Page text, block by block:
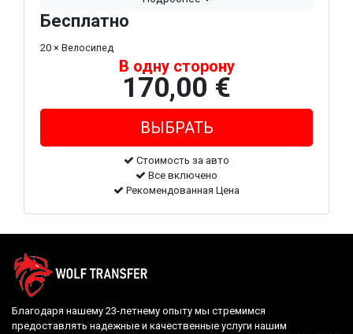
Бесплатно
20 × Велосипед
В одну сторону
170,00 €
Стоимость за авто
Все включено
Рекомендованная Цена
Благодаря нашему 23-летнему опыту мы стремимся
предоставлять надежные и качественные услуги нашим